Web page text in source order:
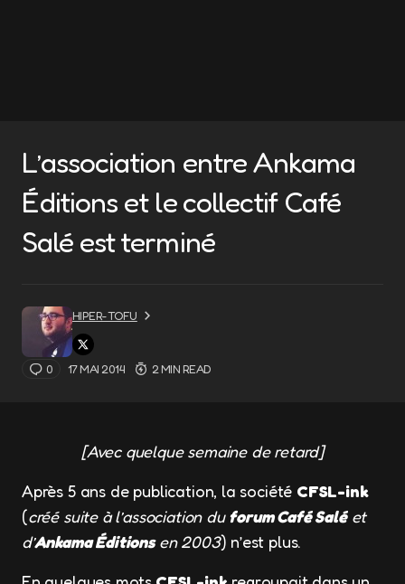
L’association entre Ankama
Éditions et le collectif Café
Salé est terminé
HIPER-TOFU
0 17 MAI 2014 2 MIN READ
[Avec quelque semaine de retard]
Après 5 ans de publication, la société CFSL-ink
(créé suite à l’association duforum Café Saléet
d’Ankama Éditionsen 2003) n’est plus.